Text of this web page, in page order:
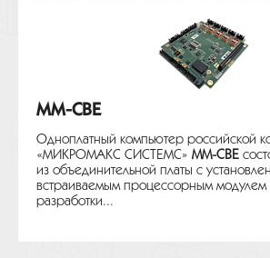
MM-CBE
Одноплатный компьютер российской
«МИКРОМАКС СИСТЕМС» MM-CBE
из объединительной платы с
встраиваемым процессорным модулем
разработки...